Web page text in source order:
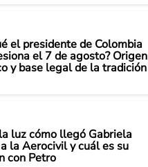
el presidente de Colombia
el 7 de agosto? Origen
y base legal de la tradición
luz cómo llegó Gabriela
la Aerocivil y cuál es su
con Petro